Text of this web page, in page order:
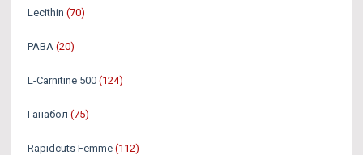
Lecithin (70)
PABA (20)
L-Carnitine 500 (124)
Ганабол (75)
Rapidcuts Femme (112)